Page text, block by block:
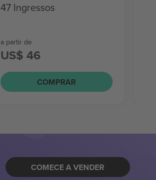
47 Ingressos
a partir de
US$ 46
COMPRAR
COMECE A VENDER